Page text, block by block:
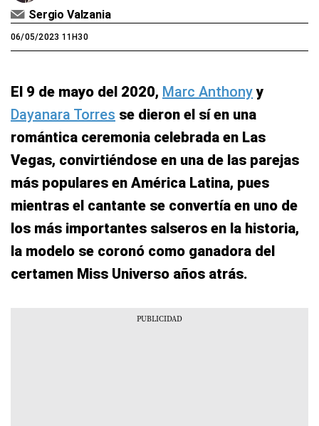
Sergio Valzania
06/05/2023 11H30
El 9 de mayo del 2020, Marc Anthonyy
Dayanara Torres se dieron el sí en una
romántica ceremonia celebrada en Las
Vegas, convirtiéndose en una de las parejas
más populares en América Latina, pues
mientras el cantante se convertía en uno de
los más importantes salseros en la historia,
la modelo se coronó como ganadora del
certamen Miss Universo años atrás.